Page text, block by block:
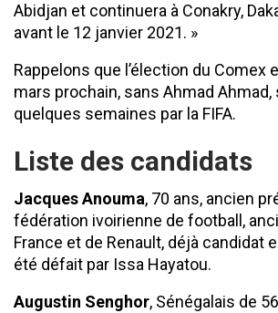
Abidjan et continuera à Conakry,
avant le 12 janvier 2021. »
Rappelons que l’élection du Comex
mars prochain, sans Ahmad Ahmad,
quelques semaines par la FIFA.
Liste des candidats
Jacques Anouma, 70 ans, ancien
fédération ivoirienne de football,
France et de Renault, déjà candidat
été défait par Issa Hayatou.
Augustin Senghor, Sénégalais de